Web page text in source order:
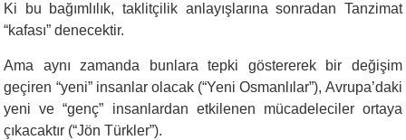
Ki bu bağımlılık, taklitçilik anlayışlarına sonradan Tanzimat
“kafası” denecektir.
Ama aynı zamanda bunlara tepki göstererek bir değişim
geçiren “yeni” insanlar olacak (“Yeni Osmanlılar”), Avrupa’daki
yeni ve “genç” insanlardan etkilenen mücadeleciler ortaya
çıkacaktır (“Jön Türkler”).